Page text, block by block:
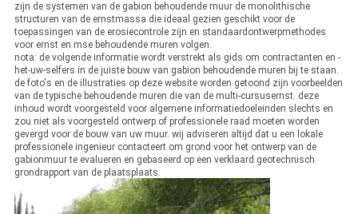
zijn de systemen van de gabion behoudende muur de monolithische
structuren van de ernstmassa die ideaal gezien geschikt voor de
toepassingen van de erosiecontrole zijn en standaardontwerpmethodes
voor ernst en mse behoudende muren volgen.
nota: de volgende informatie wordt verstrekt als gids om contractanten en -
het-uw-selfers in de juiste bouw van gabion behoudende muren bij te staan.
de foto's en de illustraties op deze website worden getoond zijn voorbeelden
van de typische behoudende muren die van de multi-cursusernst. deze
inhoud wordt voorgesteld voor algemene informatiedoeleinden slechts en
zou niet als voorgesteld ontwerp of professionele raad moeten worden
gevergd voor de bouw van uw muur. wij adviseren altijd dat u een lokale
professionele ingenieur contacteert om grond voor het ontwerp van de
gabionmuur te evalueren en gebaseerd op een verklaard geotechnisch
grondrapport van de plaatsplaats.